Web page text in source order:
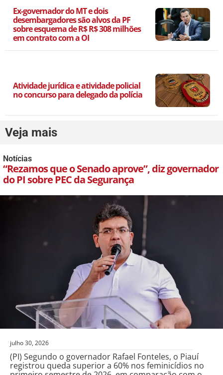
Ex-governador do MT e dois
desembargadores são alvos da PF
sobre esquema de R$ R$ 308 milhões
em contrato com a OI
Atividade jurídica e atividade policial
no concurso para delegado da polícia
Veja mais
Notícias
“Rezamos que o Senado aprove”, diz governador
do PI sobre PEC da Segurança
julho 30, 2026
(PI) Segundo o governador Rafael Fonteles, o Piauí
registrou queda superior a 60% nos feminicídios no